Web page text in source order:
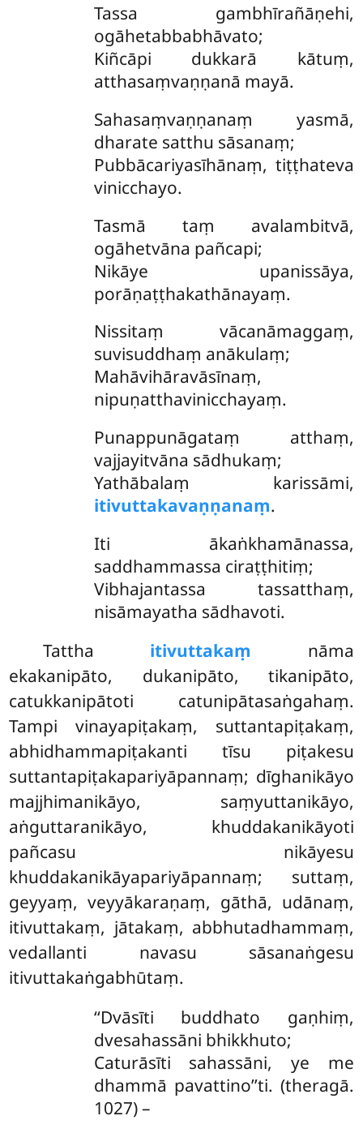
Tassa gambhīrañāṇehi,
ogāhetabbabhāvato;
Kiñcāpi dukkarā kātuṃ,
atthasaṃvaṇṇanā mayā.
Sahasaṃvaṇṇanaṃ yasmā,
dharate satthu sāsanaṃ;
Pubbācariyasīhānaṃ, tiṭṭhateva
vinicchayo.
Tasmā taṃ avalambitvā,
ogāhetvāna pañcapi;
Nikāye upanissāya,
porāṇaṭṭhakathānayaṃ.
Nissitaṃ vācanāmaggaṃ,
suvisuddhaṃ anākulaṃ;
Mahāvihāravāsīnaṃ,
nipuṇatthavinicchayaṃ.
Punappunāgataṃ atthaṃ,
vajjayitvāna sādhukaṃ;
Yathābalaṃ karissāmi,
itivuttakavaṇṇanaṃ.
Iti ākaṅkhamānassa,
saddhammassa ciraṭṭhitiṃ;
Vibhajantassa tassatthaṃ,
nisāmayatha sādhavoti.
Tattha itivuttakaṃ nāma
ekakanipāto, dukanipāto, tikanipāto,
catukkanipātoti catunipātasaṅgahaṃ.
Tampi vinayapiṭakaṃ, suttantapiṭakaṃ,
abhidhammapiṭakanti tīsu piṭakesu
suttantapiṭakapariyāpannaṃ; dīghanikāyo
majjhimanikāyo, saṃyuttanikāyo,
aṅguttaranikāyo, khuddakanikāyoti
pañcasu nikāyesu
khuddakanikāyapariyāpannaṃ; suttaṃ,
geyyaṃ, veyyākaraṇaṃ, gāthā, udānaṃ,
itivuttakaṃ, jātakaṃ, abbhutadhammaṃ,
vedallanti navasu sāsanaṅgesu
itivuttakaṅgabhūtaṃ.
‘‘Dvāsīti buddhato gaṇhiṃ,
dvesahassāni bhikkhuto;
Caturāsīti sahassāni, ye me
dhammā pavattino’’ti. (theragā.
1027) –